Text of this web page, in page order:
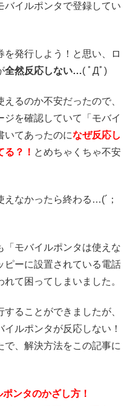
バイルポンタで登録してい
を発行しよう！と思い、ロ
全然反応しない…( ﾟДﾟ)
るのか不安だったので、
を確認していて「モバイ
いてあったのになぜ反応し
？！ とめちゃくちゃ不安
えなかったら終わる…(´；
「モバイルポンタは使えな
ピーに設置されている電話
て困ってしまいました。
ることができましたが、
ルポンタが反応しない！
で、解決方法をこの記事に
ンタのかざし方！